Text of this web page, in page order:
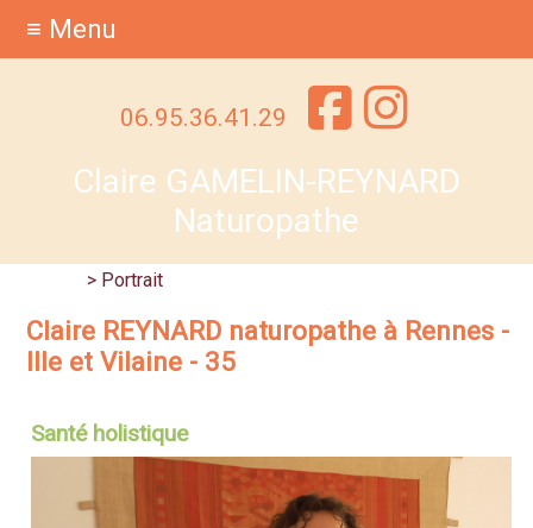
06.95.36.41.29
Claire GAMELIN-REYNARD
Naturopathe
≡ Menu
> Portrait
Claire REYNARD naturopathe à Rennes -
Ille et Vilaine - 35
Santé holistique